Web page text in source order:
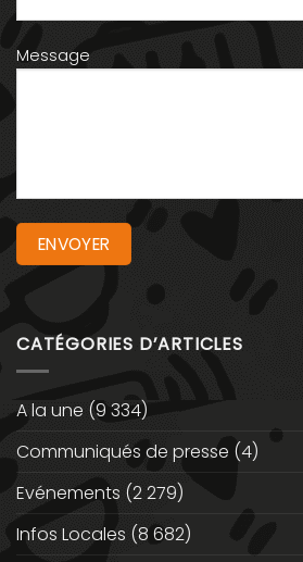
Message
CATÉGORIES D’ARTICLES
A la une (9 334)
Communiqués de presse (4)
Evénements (2 279)
Infos Locales (8 682)